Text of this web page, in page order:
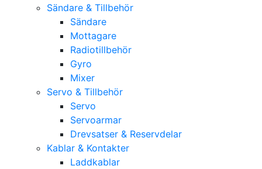
Sändare & Tillbehör
Sändare
Mottagare
Radiotillbehör
Gyro
Mixer
Servo & Tillbehör
Servo
Servoarmar
Drevsatser & Reservdelar
Kablar & Kontakter
Laddkablar